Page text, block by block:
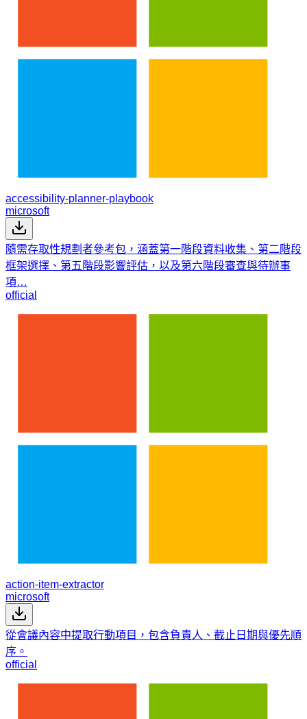
accessibility-planner-playbook
microsoft
隨需存取性規劃者參考包，涵蓋第一階段資料收集、第二階段
框架選擇、第五階段影響評估，以及第六階段審查與待辦事
項…
official
action-item-extractor
microsoft
從會議內容中提取行動項目，包含負責人、截止日期與優先順
序。
official